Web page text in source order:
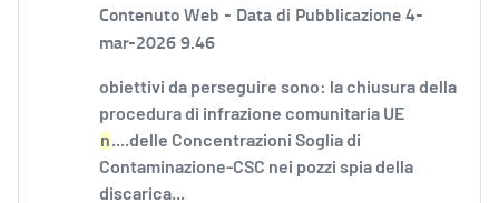
Contenuto Web - Data di Pubblicazione 4-
mar-2026 9.46
obiettivi da perseguire sono: la chiusura della
procedura di infrazione comunitaria UE
n....delle Concentrazioni Soglia di
Contaminazione-CSC nei pozzi spia della
discarica...